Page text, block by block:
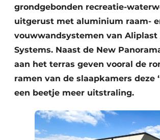
grondgebonden recreatie-
uitgerust met aluminium raam-
vouwwandsystemen van
Systems. Naast de New
aan het terras geven vooral de
ramen van de slaapkamers deze
een beetje meer uitstraling.